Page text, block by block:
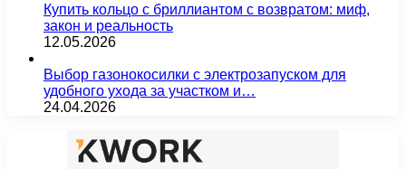
Купить кольцо с бриллиантом с возвратом: миф,
закон и реальность
12.05.2026
Выбор газонокосилки с электрозапуском для
удобного ухода за участком и…
24.04.2026